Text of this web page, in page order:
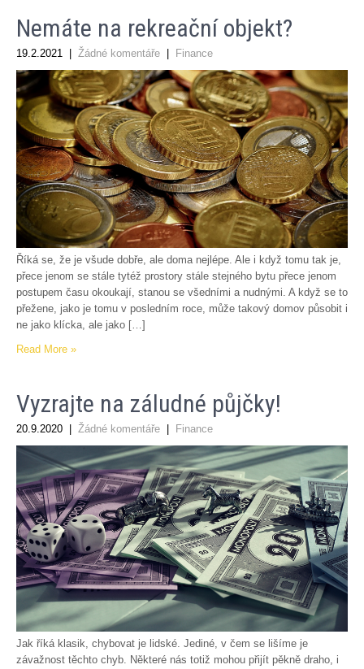
Nemáte na rekreační objekt?
19.2.2021 | Žádné komentáře | Finance
Říká se, že je všude dobře, ale doma nejlépe. Ale i když tomu tak je,
přece jenom se stále tytéž prostory stále stejného bytu přece jenom
postupem času okoukají, stanou se všedními a nudnými. A když se to
přežene, jako je tomu v posledním roce, může takový domov působit i
ne jako klícka, ale jako […]
Read More »
Vyzrajte na záludné půjčky!
20.9.2020 | Žádné komentáře | Finance
Jak říká klasik, chybovat je lidské. Jediné, v čem se lišíme je
závažnost těchto chyb. Některé nás totiž mohou přijít pěkně draho, i